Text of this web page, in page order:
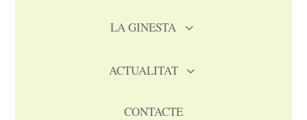
3
LA GINESTA
3
ACTUALITAT
CONTACTE